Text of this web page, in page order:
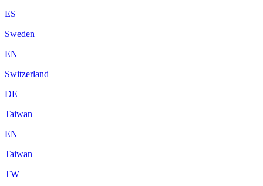
ES
Sweden
EN
Switzerland
DE
Taiwan
EN
Taiwan
TW